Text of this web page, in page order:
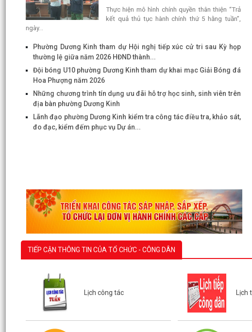
Thực hiện mô hình chính quyền thân thiện “Trả
kết quả thủ tục hành chính thứ 5 hằng tuần”,
ngày...
Phường Dương Kinh tham dự Hội nghị tiếp xúc cử tri sau Kỳ họp
thường lệ giữa năm 2026 HĐND thành...
Đội bóng U10 phường Dương Kinh tham dự khai mạc Giải Bóng đá
Hoa Phượng năm 2026
Những chương trình tín dụng ưu đãi hỗ trợ học sinh, sinh viên trên
địa bàn phường Dương Kinh
Lãnh đạo phường Dương Kinh kiểm tra công tác điều tra, khảo sát,
đo đạc, kiểm đếm phục vụ Dự án...
TIẾP CẬN THÔNG TIN CỦA TỔ CHỨC - CÔNG DÂN
Lịch công tác